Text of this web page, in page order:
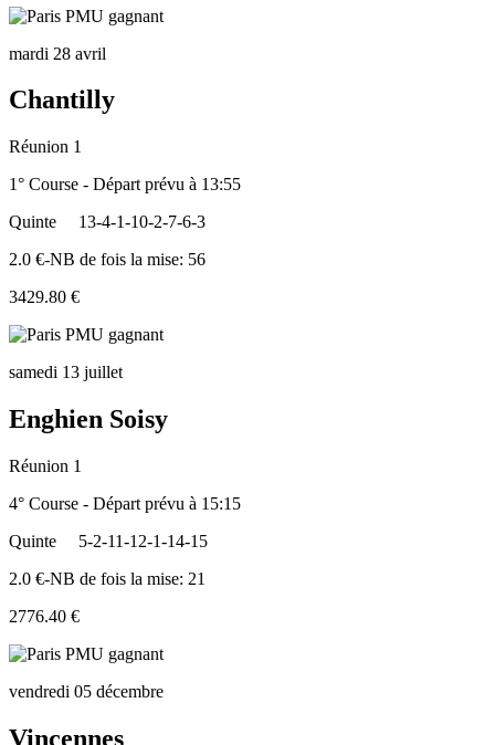
mardi 28 avril
Chantilly
Réunion 1
1° Course - Départ prévu à 13:55
Quinte
13-4-1-10-2-7-6-3
2.0 €-NB de fois la mise: 56
3429.80 €
samedi 13 juillet
Enghien Soisy
Réunion 1
4° Course - Départ prévu à 15:15
Quinte
5-2-11-12-1-14-15
2.0 €-NB de fois la mise: 21
2776.40 €
vendredi 05 décembre
Vincennes